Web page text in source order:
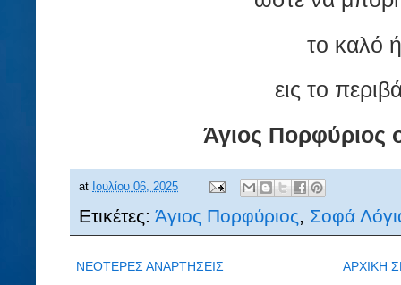
το καλό
εις το
Άγιος Πορφύριος
at Ιουλίου 06, 2025
Ετικέτες: Άγιος Πορφύριος, Σοφά
ΝΕΟΤΕΡΕΣ ΑΝΑΡΤΗΣΕΙΣ ΑΡΧΙΚΗ